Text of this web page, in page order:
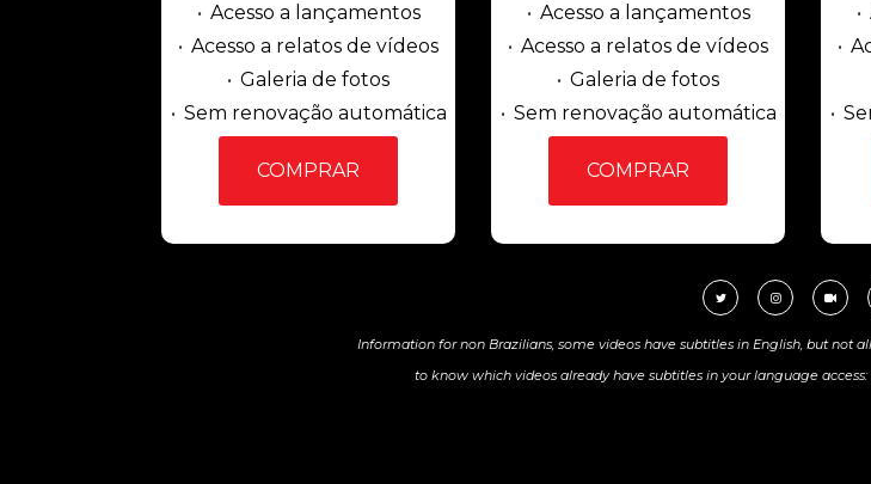
Acesso a lançamentos
Acesso a relatos de vídeos
Galeria de fotos
Sem renovação automática
COMPRAR
Acesso a lançamentos
Acesso a relatos de vídeos
Galeria de fotos
Sem renovação automática
COMPRAR
Information for non Brazilians, some videos have subtitles in English, but not
to know which videos already have subtitles in your language